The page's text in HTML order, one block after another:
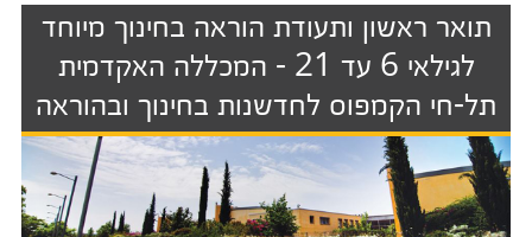
תואר ראשון ותעודת הוראה בחינוך מיוחד
לגילאי 6 עד 21 - המכללה האקדמית
תל-חי הקמפוס לחדשנות בחינוך ובהוראה